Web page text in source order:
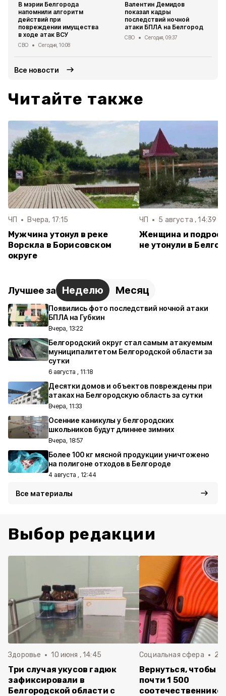
В мэрии Белгорода
напомнили алгоритм
действий при
повреждении имущества
в ходе атак ВСУ
СВО Сегодня, 10:08
Валентин Демидов
показал кадры
последствий ночной
атаки БПЛА на Белгород
СВО Сегодня, 09:37
Все новости
Читайте также
ЧП Вчера, 17:15
Мужчина утонул в реке
Ворскла в Борисовском
округе
ЧП 5 августа , 14:39
Женщина и
не утонули в
Лучшее за Неделю Месяц
Появились фото последствий ночной атаки
БПЛА на Губкин
Вчера, 13:22
Белгородский округ стал самым атакуемым
муниципалитетом Белгородской области за
сутки
6 августа , 11:18
Десятки домов и объектов повреждены при
атаках на Белгородскую область за сутки
Вчера, 11:33
Осенние каникулы у белгородских
школьников будут длиннее зимних
Вчера, 18:57
Более 100 кг мясной продукции уничтожено
на полигоне отходов в Белгороде
4 августа , 12:44
Все материалы
Выбор редакции
Здоровье 10 июня , 14:45
Три случая укусов гадюк
зафиксировали в
Белгородской области с
Социальная сфера 20
Вернуться, чтобы
почти 1 500